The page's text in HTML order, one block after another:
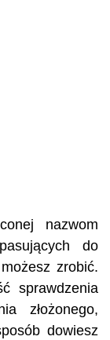
nazwom
do
zrobić.
sprawdzenia
złożonego,
dowiesz